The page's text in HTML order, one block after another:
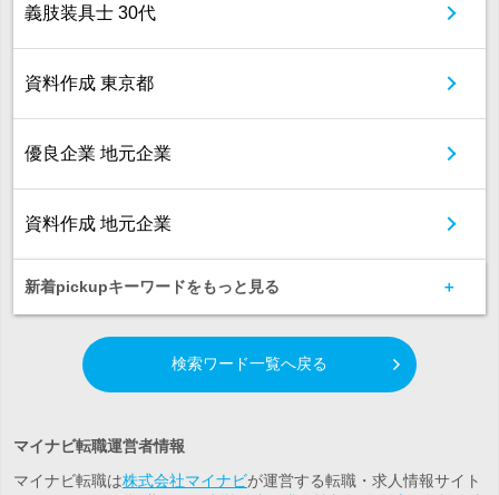
義肢装具士 30代
資料作成 東京都
優良企業 地元企業
資料作成 地元企業
新着pickupキーワードをもっと見る
検索ワード一覧へ戻る
マイナビ転職運営者情報
マイナビ転職は株式会社マイナビが運営する転職・求人情報サイト